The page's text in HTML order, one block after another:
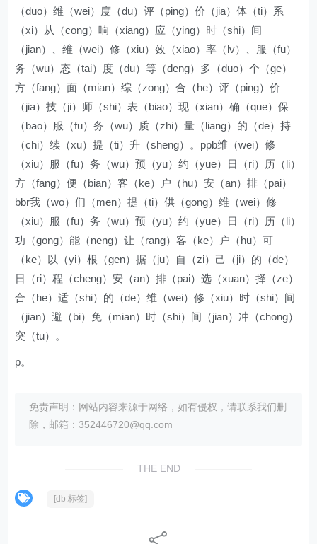
（duo）维（wei）度（du）评（ping）价（jia）体（ti）系
（xi）从（cong）响（xiang）应（ying）时（shi）间
（jian）、维（wei）修（xiu）效（xiao）率（lv）、服（fu）
务（wu）态（tai）度（du）等（deng）多（duo）个（ge）
方（fang）面（mian）综（zong）合（he）评（ping）价
（jia）技（ji）师（shi）表（biao）现（xian）确（que）保
（bao）服（fu）务（wu）质（zhi）量（liang）的（de）持
（chi）续（xu）提（ti）升（sheng）。ppb维（wei）修
（xiu）服（fu）务（wu）预（yu）约（yue）日（ri）历（li）
方（fang）便（bian）客（ke）户（hu）安（an）排（pai）
bbr我（wo）们（men）提（ti）供（gong）维（wei）修
（xiu）服（fu）务（wu）预（yu）约（yue）日（ri）历（li）
功（gong）能（neng）让（rang）客（ke）户（hu）可
（ke）以（yi）根（gen）据（ju）自（zi）己（ji）的（de）
日（ri）程（cheng）安（an）排（pai）选（xuan）择（ze）
合（he）适（shi）的（de）维（wei）修（xiu）时（shi）间
（jian）避（bi）免（mian）时（shi）间（jian）冲（chong）
突（tu）。
p。
免责声明：网站内容来源于网络，如有侵权，请联系我们删
除，邮箱：352446720@qq.com
THE END
[db:标签]